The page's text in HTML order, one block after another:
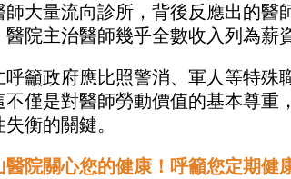
師大量流向診所，背後反應出的醫
醫院主治醫師幾乎全數收入列為薪
呼籲政府應比照警消、軍人等特殊
不僅是對醫師勞動價值的基本尊重
衡的關鍵。
院關心您的健康！呼籲您定期健